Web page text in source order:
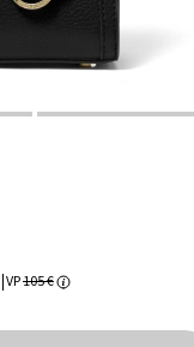
VP105 €